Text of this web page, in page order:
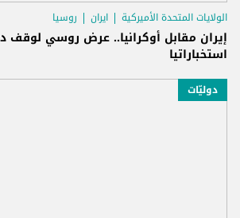
الولايات المتحدة الأميركية ايران روسيا
إيران مقابل أوكرانيا.. عرض روسي لوقف
استخباراتيا
دوليّات